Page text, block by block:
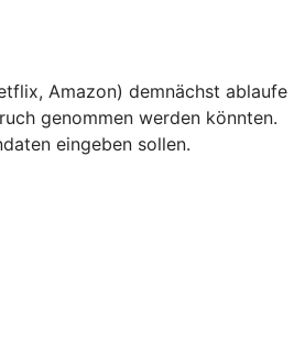
Amazon) demnächst ablaufe
genommen werden könnten.
eingeben sollen.